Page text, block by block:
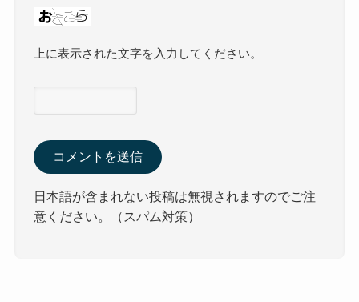
上に表示された文字を入力してください。
日本語が含まれない投稿は無視されますのでご注
意ください。（スパム対策）